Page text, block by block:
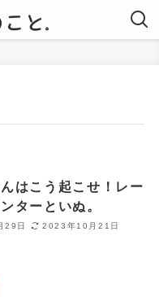
はこう起こせ！レー
ターといぬ。
29日 2023年10月21日